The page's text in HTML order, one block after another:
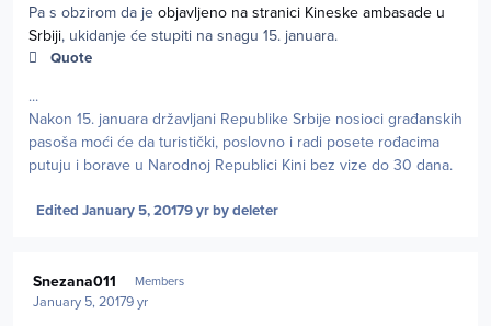
Pa s obzirom da je objavljeno na stranici Kineske ambasade u
Srbiji, ukidanje će stupiti na snagu 15. januara.
Quote
...
Nakon 15. januara državljani Republike Srbije nosioci građanskih
pasoša moći će da turistički, poslovno i radi posete rođacima
putuju i borave u Narodnoj Republici Kini bez vize do 30 dana.
Edited January 5, 20179 yrby deleter
Snezana011 Members
January 5, 20179 yr